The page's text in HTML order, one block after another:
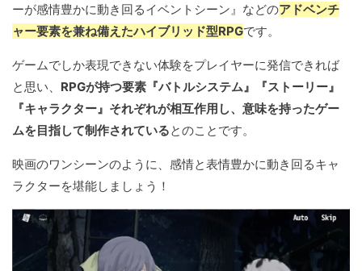
ーが感情豊かに動き回るイベントシーン』などのアドベンチ
ャー要素を兼ね備えたハイブリッド型RPGです。
ゲームでしか表現できない体験をプレイヤーに発信できれば
と思い、 RPGが持つ要素『バトルシステム』『ストーリー』
『キャラクター』それぞれが相互作用し、意味を持ったゲー
ムを目指して制作されているとのことです。
映画のワンシーンのように、感情と表情豊かに動き回るキャ
ラクターを堪能しましょう！